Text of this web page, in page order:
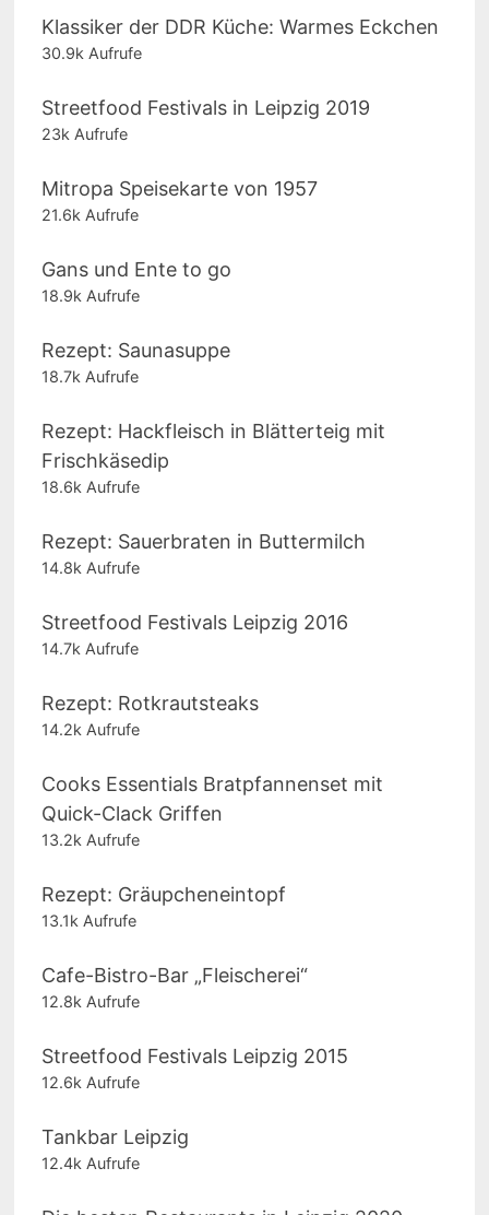
Klassiker der DDR Küche: Warmes Eckchen
30.9k Aufrufe
Streetfood Festivals in Leipzig 2019
23k Aufrufe
Mitropa Speisekarte von 1957
21.6k Aufrufe
Gans und Ente to go
18.9k Aufrufe
Rezept: Saunasuppe
18.7k Aufrufe
Rezept: Hackfleisch in Blätterteig mit
Frischkäsedip
18.6k Aufrufe
Rezept: Sauerbraten in Buttermilch
14.8k Aufrufe
Streetfood Festivals Leipzig 2016
14.7k Aufrufe
Rezept: Rotkrautsteaks
14.2k Aufrufe
Cooks Essentials Bratpfannenset mit
Quick-Clack Griffen
13.2k Aufrufe
Rezept: Gräupcheneintopf
13.1k Aufrufe
Cafe-Bistro-Bar „Fleischerei“
12.8k Aufrufe
Streetfood Festivals Leipzig 2015
12.6k Aufrufe
Tankbar Leipzig
12.4k Aufrufe